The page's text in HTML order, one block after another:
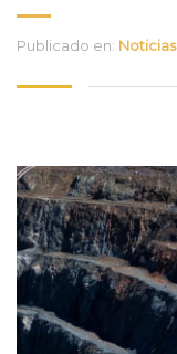
Publicado en: Noticias